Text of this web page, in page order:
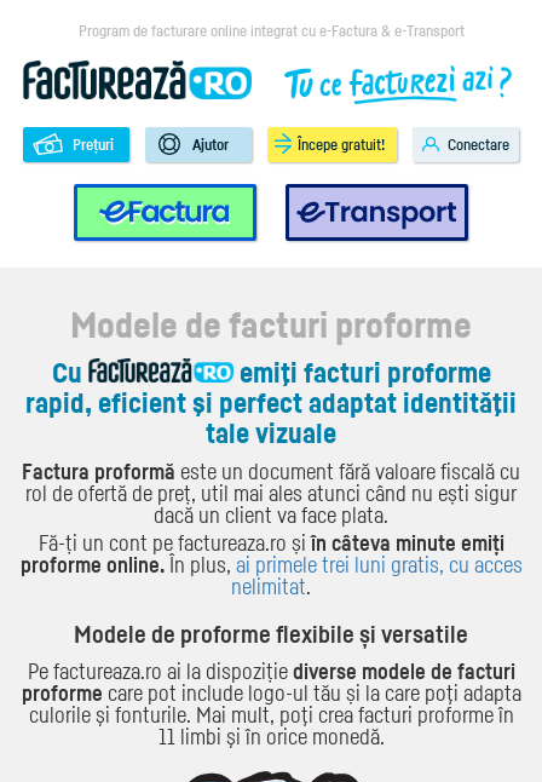
Program de facturare online integrat cu e-Factura & e-Transport
e-Factura e-Transport
Prețuri Ajutor Începe gratuit! Conectare
Modele de facturi proforme
Cu
emiţi facturi proforme
rapid, eficient şi perfect adaptat identităţii
tale vizuale
Factura proformă este un document fără valoare fiscală cu
rol de ofertă de preț, util mai ales atunci când nu ești sigur
dacă un client va face plata.
Fă-ți un cont pe factureaza.ro șiîn câteva minute emiți
proforme online.În plus, ai primele trei luni gratis, cu acces
nelimitat.
Modele de proforme flexibile și versatile
Pe factureaza.ro ai la dispozițiediverse modele de facturi
proforme care pot include logo-ul tău și la care poţi adapta
culorile şi fonturile. Mai mult, poţi crea facturi proforme în
11 limbi şi în orice monedă.